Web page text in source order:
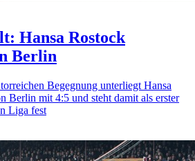
Hansa Rostock
Berlin
Begegnung unterliegt Hansa
Berlin mit 4:5 und steht damit als erster
Liga fest